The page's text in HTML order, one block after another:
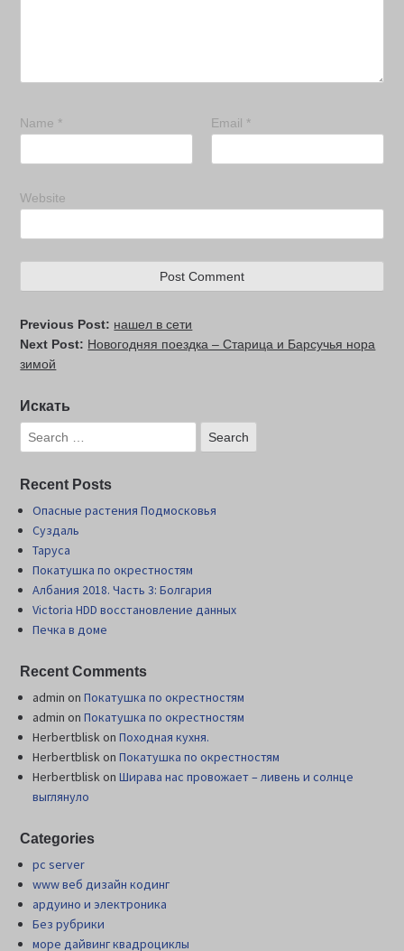
Name * Email *
Website
Previous Post: нашел в сети
Next Post: Новогодняя поездка – Старица и Барсучья нора
зимой
Искать
Recent Posts
Опасные растения Подмосковья
Суздаль
Таруса
Покатушка по окрестностям
Албания 2018. Часть 3: Болгария
Victoria HDD восстановление данных
Печка в доме
Recent Comments
admin onПокатушка по окрестностям
admin onПокатушка по окрестностям
HerbertbliskonПоходная кухня.
HerbertbliskonПокатушка по окрестностям
HerbertbliskonШиpава нас провожает – ливень и солнце
выглянуло
Categories
pc server
www веб дизайн кодинг
ардуино и электроника
Без рубрики
море дайвинг квадроциклы